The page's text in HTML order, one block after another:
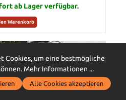
ab Lager verfügbar.
Warenkorb
Cookies, um eine bestmögliche
Mehr Informationen ...
Alle Cookies akzeptieren